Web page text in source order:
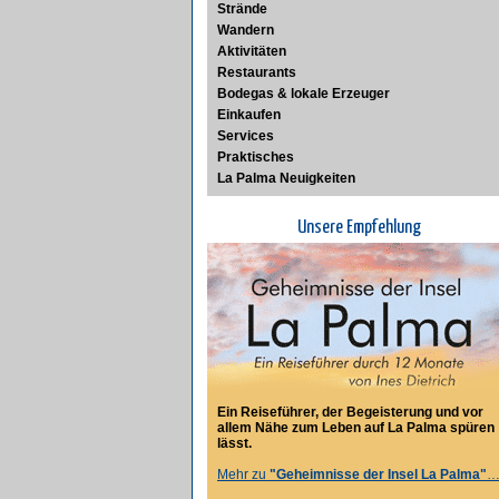
Strände
Wandern
Aktivitäten
Restaurants
Bodegas & lokale Erzeuger
Einkaufen
Services
Praktisches
La Palma Neuigkeiten
Unsere Empfehlung
Ein Reiseführer, der Begeisterung und vor
allem Nähe zum Leben auf La Palma spüren
lässt.
Mehr zu "Geheimnisse der Insel La Palma"…